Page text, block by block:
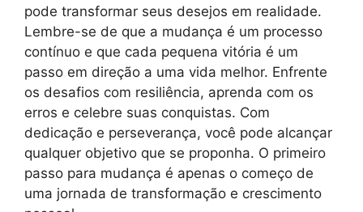
pode transformar seus desejos em realidade.
Lembre-se de que a mudança é um processo
contínuo e que cada pequena vitória é um
passo em direção a uma vida melhor. Enfrente
os desafios com resiliência, aprenda com os
erros e celebre suas conquistas. Com
dedicação e perseverança, você pode alcançar
qualquer objetivo que se proponha. O primeiro
passo para mudança é apenas o começo de
uma jornada de transformação e crescimento